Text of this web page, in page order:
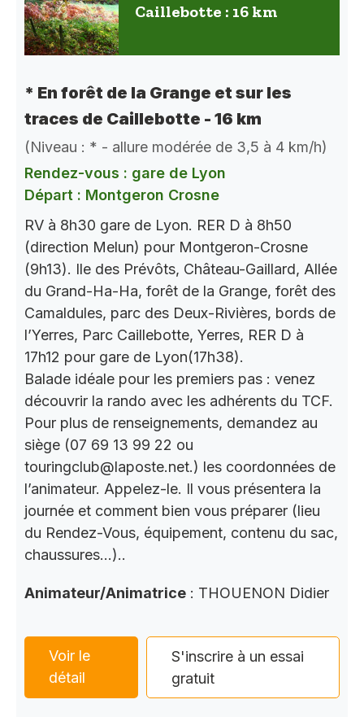
Caillebotte : 16 km
* En forêt de la Grange et sur les
traces de Caillebotte - 16 km
(Niveau : * - allure modérée de 3,5 à 4 km/h)
Rendez-vous : gare de Lyon
Départ : Montgeron Crosne
RV à 8h30 gare de Lyon. RER D à 8h50
(direction Melun) pour Montgeron-Crosne
(9h13). Ile des Prévôts, Château-Gaillard, Allée
du Grand-Ha-Ha, forêt de la Grange, forêt des
Camaldules, parc des Deux-Rivières, bords de
l’Yerres, Parc Caillebotte, Yerres, RER D à
17h12 pour gare de Lyon(17h38).
Balade idéale pour les premiers pas : venez
découvrir la rando avec les adhérents du TCF.
Pour plus de renseignements, demandez au
siège (07 69 13 99 22 ou
touringclub@laposte.net.) les coordonnées de
l’animateur. Appelez-le. Il vous présentera la
journée et comment bien vous préparer (lieu
du Rendez-Vous, équipement, contenu du sac,
chaussures…)..
Animateur/Animatrice : THOUENON Didier
Voir le
détail
S'inscrire à un essai
gratuit